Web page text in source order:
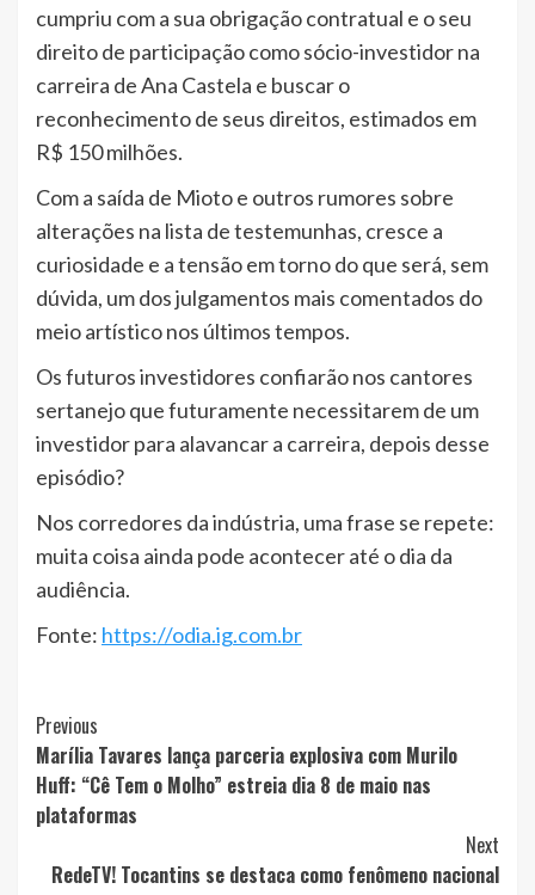
cumpriu com a sua obrigação contratual e o seu
direito de participação como sócio-investidor na
carreira de Ana Castela e buscar o
reconhecimento de seus direitos, estimados em
R$ 150 milhões.
Com a saída de Mioto e outros rumores sobre
alterações na lista de testemunhas, cresce a
curiosidade e a tensão em torno do que será, sem
dúvida, um dos julgamentos mais comentados do
meio artístico nos últimos tempos.
Os futuros investidores confiarão nos cantores
sertanejo que futuramente necessitarem de um
investidor para alavancar a carreira, depois desse
episódio?
Nos corredores da indústria, uma frase se repete:
muita coisa ainda pode acontecer até o dia da
audiência.
Fonte: https://odia.ig.com.br
Post
Navigation
Previous
Marília Tavares lança parceria explosiva com Murilo
Huff: “Cê Tem o Molho” estreia dia 8 de maio nas
plataformas
Next
RedeTV! Tocantins se destaca como fenômeno nacional